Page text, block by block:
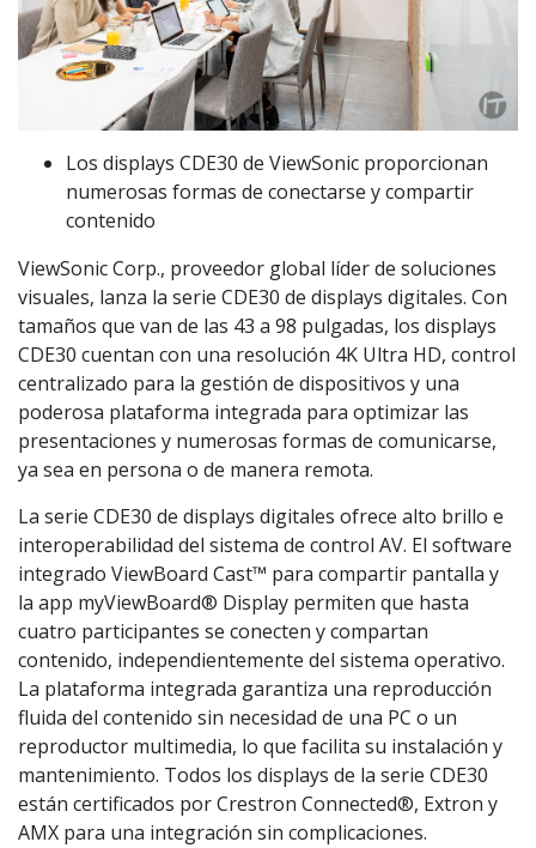
Los displays CDE30 de ViewSonic proporcionan
numerosas formas de conectarse y compartir
contenido
ViewSonic Corp., proveedor global líder de soluciones
visuales, lanza la serie CDE30 de displays digitales. Con
tamaños que van de las 43 a 98 pulgadas, los displays
CDE30 cuentan con una resolución 4K Ultra HD, control
centralizado para la gestión de dispositivos y una
poderosa plataforma integrada para optimizar las
presentaciones y numerosas formas de comunicarse,
ya sea en persona o de manera remota.
La serie CDE30 de displays digitales ofrece alto brillo e
interoperabilidad del sistema de control AV. El software
integrado ViewBoard Cast™ para compartir pantalla y
la app myViewBoard® Display permiten que hasta
cuatro participantes se conecten y compartan
contenido, independientemente del sistema operativo.
La plataforma integrada garantiza una reproducción
fluida del contenido sin necesidad de una PC o un
reproductor multimedia, lo que facilita su instalación y
mantenimiento. Todos los displays de la serie CDE30
están certificados por Crestron Connected®, Extron y
AMX para una integración sin complicaciones.